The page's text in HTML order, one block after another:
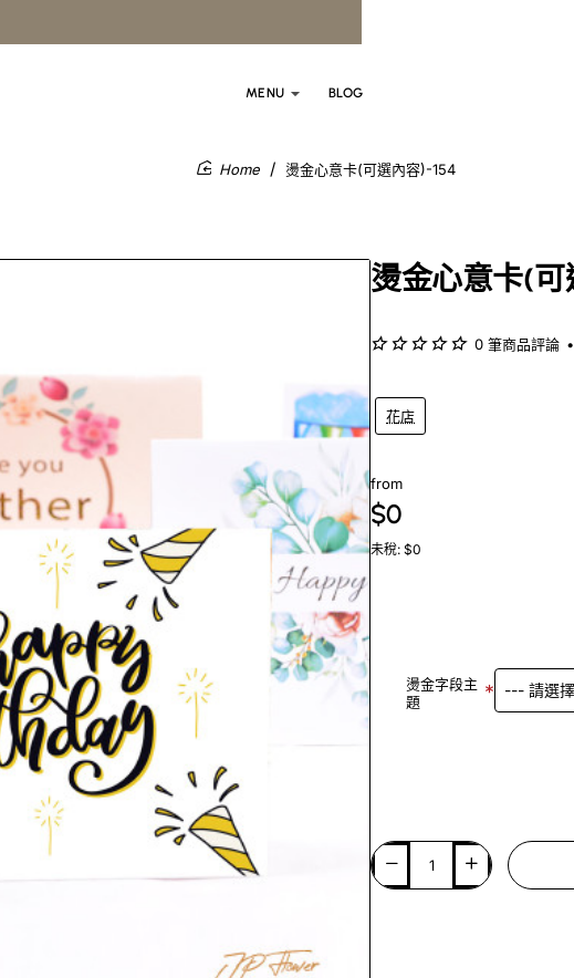
MENU BLOG
燙金心意卡(可選內容)-154
燙金心意卡(可
花店
0 筆商品評論 •
from
$0
未稅: $0
燙金字段主
題